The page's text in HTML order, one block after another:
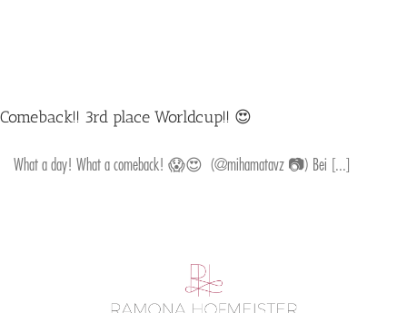
Comeback!! 3rd place Worldcup!! 😍
What a day! What a comeback! 😱😍 (@mihamatavz 📷) Bei [...]